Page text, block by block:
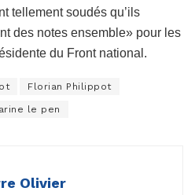
tellement soudés qu’ils
des notes ensemble» pour les
du Front national.
Florian Philippot
le pen
Olivier